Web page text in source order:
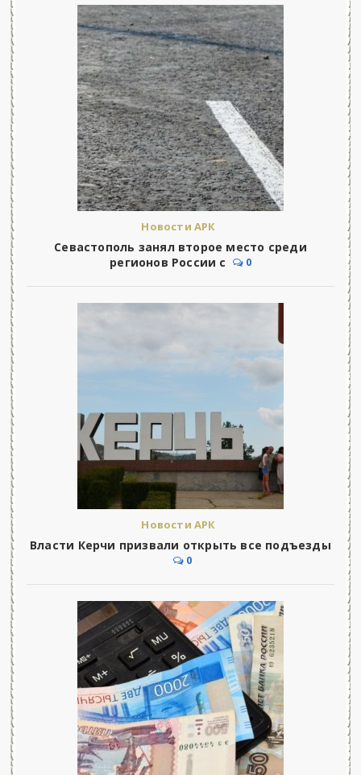
Новости АРК
Севастополь занял второе место среди
регионов России с
0
Новости АРК
Власти Керчи призвали открыть все подъезды
0